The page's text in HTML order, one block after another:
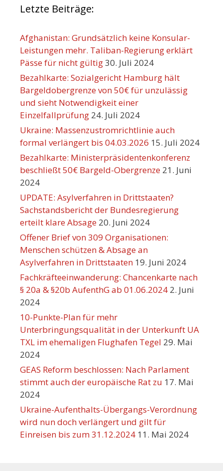
Letzte Beiträge:
Afghanistan: Grundsätzlich keine Konsular-
Leistungen mehr. Taliban-Regierung erklärt
Pässe für nicht gültig30. Juli 2024
Bezahlkarte: Sozialgericht Hamburg hält
Bargeldobergrenze von 50€ für unzulässig
und sieht Notwendigkeit einer
Einzelfallprüfung 24. Juli 2024
Ukraine: Massenzustromrichtlinie auch
formal verlängert bis 04.03.2026 15. Juli 2024
Bezahlkarte: Ministerpräsidentenkonferenz
beschließt 50€ Bargeld-Obergrenze 21. Juni
2024
UPDATE: Asylverfahren in Drittstaaten?
Sachstandsbericht der Bundesregierung
erteilt klare Absage 20. Juni 2024
Offener Brief von 309 Organisationen:
Menschen schützen & Absage an
Asylverfahren in Drittstaaten 19. Juni 2024
Fachkräfteeinwanderung: Chancenkarte nach
§ 20a & §20b AufenthG ab 01.06.2024 2. Juni
2024
10-Punkte-Plan für mehr
Unterbringungsqualität in der Unterkunft UA
TXL im ehemaligen Flughafen Tegel 29. Mai
2024
GEAS Reform beschlossen: Nach Parlament
stimmt auch der europäische Rat zu 17. Mai
2024
Ukraine-Aufenthalts-Übergangs-Verordnung
wird nun doch verlängert und gilt für
Einreisen bis zum 31.12.2024 11. Mai 2024